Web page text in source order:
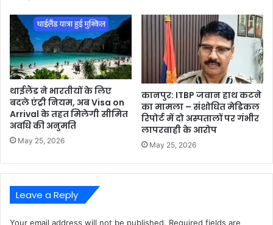
थाईलैंड ने भारतीयों के लिए
बदले एंट्री नियम, अब Visa on
Arrival के तहत मिलेगी सीमित
अवधि की अनुमति
May 25, 2026
कानपुर: ITBP जवान हाथ कटने
का मामला – संशोधित मेडिकल
रिपोर्ट में दो अस्पतालों पर गंभीर
लापरवाही के आरोप
May 25, 2026
Leave a Reply
Your email address will not be published. Required fields are